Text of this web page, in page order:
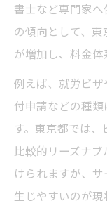
書士など専門家
の傾向として、
が増加し、料金体
例えば、就労ビ
付申請などの種
す。東京都では、
比較的リーズナ
けられますが、
生じやすいのが現